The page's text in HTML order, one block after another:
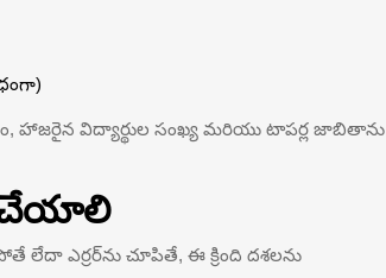
విద్యార్థుల సంఖ్య మరియు టాపర్ల జాబితాను
చేయాలి
ఎర్రర్‌ను చూపితే, ఈ క్రింది దశలను